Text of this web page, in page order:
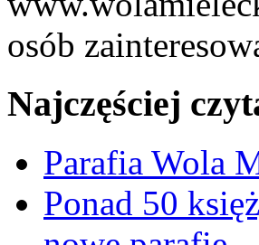
osób
Najczęściej
Parafia Wola
Ponad 50